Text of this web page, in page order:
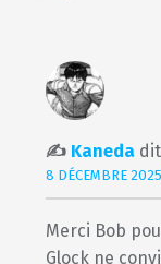
Kaneda
8 DÉCEMBRE
Merci Bob
Glock ne